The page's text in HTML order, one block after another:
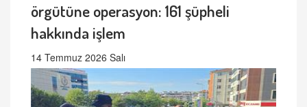
örgütüne operasyon: 161 şüpheli
hakkında işlem
14 Temmuz 2026 Salı